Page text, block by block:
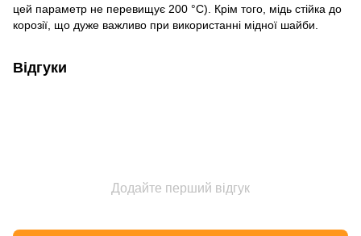
цей параметр не перевищує 200 °C). Крім того, мідь стійка до
корозії, що дуже важливо при використанні мідної шайби.
Відгуки
Додайте перший відгук